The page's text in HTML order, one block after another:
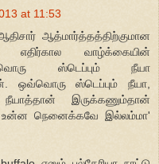
at 11:53
ஆதிசார் ஆத்மார்த்தத்திற்குமான
வாழ்க்கையின்
ஸ்டெப்பும் நீயா
ஒவ்வொரு ஸ்டெப்பும் நீயா,
இருக்கணும்தான்
உன்ன நெனைக்கவே இல்லம்மா'